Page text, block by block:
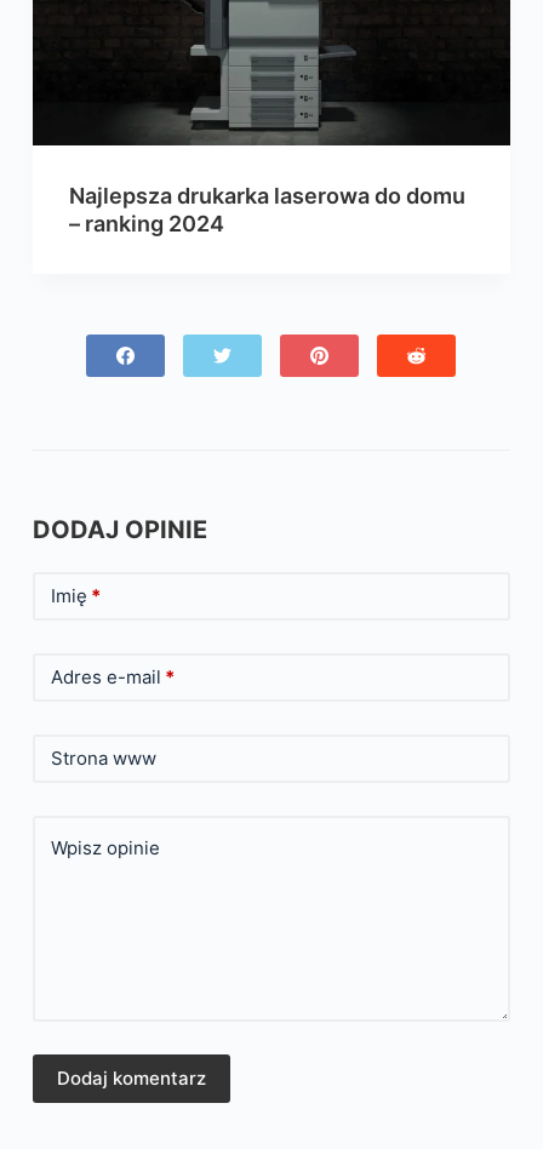
Najlepsza drukarka laserowa do domu
– ranking 2024
DODAJ OPINIE
Imię *
Adres e-mail *
Strona www
Wpisz opinie
Dodaj komentarz